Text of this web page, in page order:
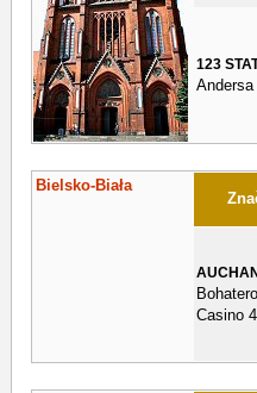
123
Andersa
Bielsko-Biała
Casino